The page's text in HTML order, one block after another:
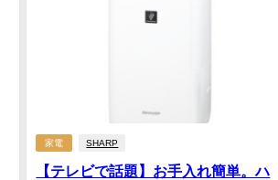
家電 SHARP
【テレビで話題】お手入れ簡単。ハ